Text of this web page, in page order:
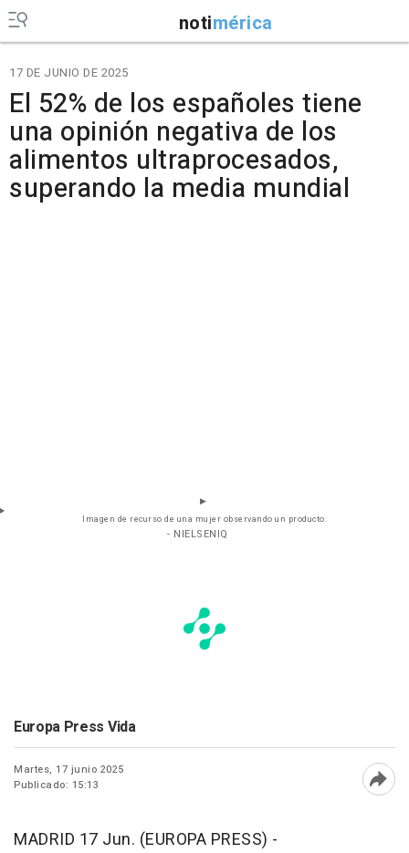
notimérica
17 DE JUNIO DE 2025
El 52% de los españoles tiene
una opinión negativa de los
alimentos ultraprocesados,
superando la media mundial
Imagen de recurso de una mujer observando un producto.
- NIELSENIQ
Europa Press Vida
Martes, 17 junio 2025
Publicado: 15:13
MADRID 17 Jun. (EUROPA PRESS) -